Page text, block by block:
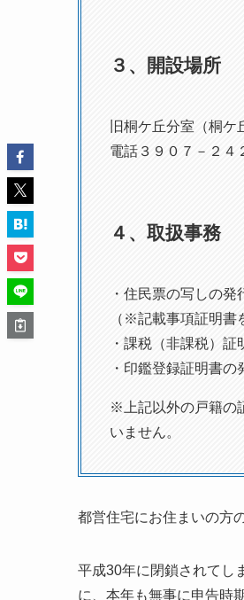
３、開設場所
旧桐ケ丘分室（桐ケ
電話３９０７－２４
４、取扱事務
・住民票の写しの発
（※記載事項証明書
・課税（非課税）証
・印鑑登録証明書の
※上記以外の戸籍の
いません。
都営住宅にお住まいの方
平成30年に閉鎖されてし
に、本年も無事に申告時